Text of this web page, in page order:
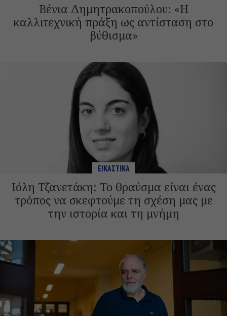
Βένια Δημητρακοπούλου: «Η
καλλιτεχνική πράξη ως αντίσταση στο
βύθισμα»
ΕΙΚΑΣΤΙΚΑ
Ιόλη Τζανετάκη: Το θραύσμα είναι ένας
τρόπος να σκεφτούμε τη σχέση μας με
την ιστορία και τη μνήμη